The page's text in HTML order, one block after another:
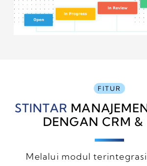
FITUR
STINTAR
DENGAN CRM &
Melalui modul